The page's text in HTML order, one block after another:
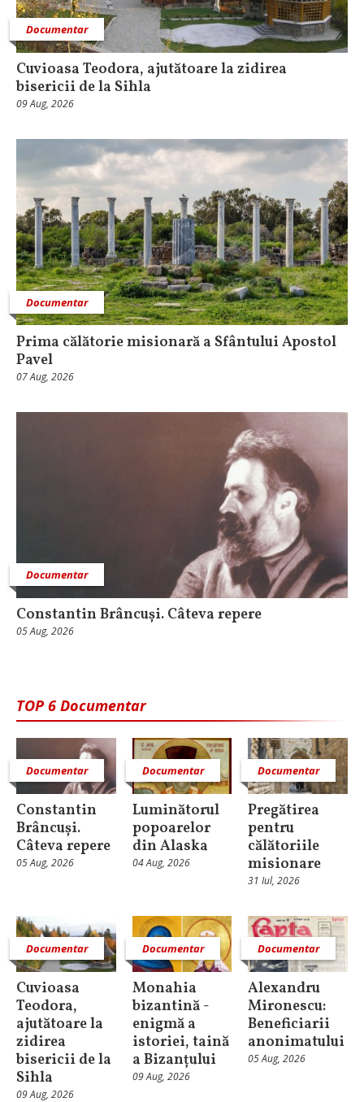
Documentar
Cuvioasa Teodora, ajutătoare la zidirea
bisericii de la Sihla
09 Aug, 2026
Documentar
Prima călătorie misionară a Sfântului Apostol
Pavel
07 Aug, 2026
Documentar
Constantin Brâncuși. Câteva repere
05 Aug, 2026
TOP 6 Documentar
Documentar
Constantin
Brâncuși.
Câteva repere
05 Aug, 2026
Documentar
Luminătorul
popoarelor
din Alaska
04 Aug, 2026
Documentar
Pregătirea
pentru
călătoriile
misionare
31 Iul, 2026
Documentar
Cuvioasa
Teodora,
ajutătoare la
zidirea
bisericii de la
Sihla
09 Aug, 2026
Documentar
Monahia
bizantină -
enigmă a
istoriei, taină
a Bizanțului
09 Aug, 2026
Documentar
Alexandru
Mironescu:
Beneficiarii
anonimatului
05 Aug, 2026